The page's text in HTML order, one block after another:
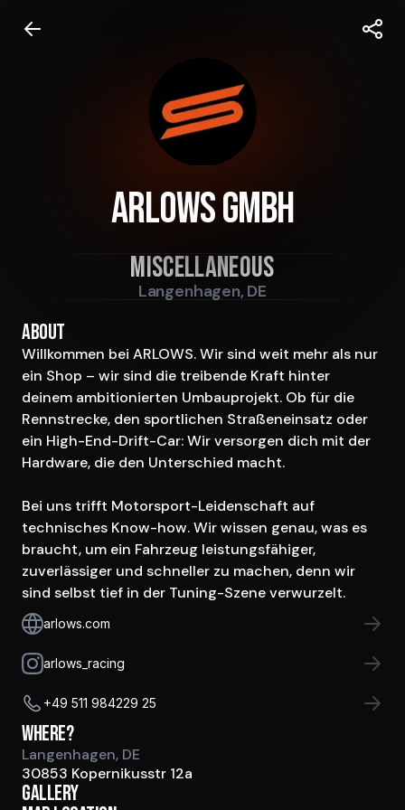
Arlows GmbH
Miscellaneous
Langenhagen, DE
About
Willkommen bei ARLOWS. Wir sind weit mehr als nur
ein Shop – wir sind die treibende Kraft hinter
deinem ambitionierten Umbauprojekt. Ob für die
Rennstrecke, den sportlichen Straßeneinsatz oder
ein High-End-Drift-Car: Wir versorgen dich mit der
Hardware, die den Unterschied macht.
Bei uns trifft Motorsport-Leidenschaft auf
technisches Know-how. Wir wissen genau, was es
braucht, um ein Fahrzeug leistungsfähiger,
zuverlässiger und schneller zu machen, denn wir
sind selbst tief in der Tuning-Szene verwurzelt.
arlows.com
arlows_racing
+49 511 984229 25
Where?
Langenhagen, DE
30853 Kopernikusstr 12a
Gallery